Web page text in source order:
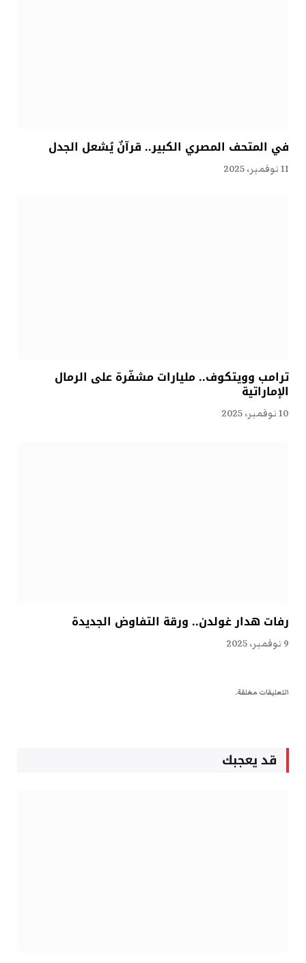
في المتحف المصري الكبير.. قرآنٌ يُشعل الجدل
11 نوفمبر، 2025
ترامب وويتكوف.. مليارات مشفّرة على الرمال
الإماراتية
10 نوفمبر، 2025
رفات هدار غولدن.. ورقة التفاوض الجديدة
9 نوفمبر، 2025
التعليقات مغلقة.
قد يعجبك